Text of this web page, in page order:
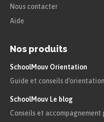
Nous contacter
Aide
Nos produits
SchoolMouv Orientation
Guide et conseils
SchoolMouv Le blog
Conseils et accompagnement